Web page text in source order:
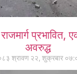
प्रभावित,
अवरुद्ध
श्रावण २२, शुक्रबार